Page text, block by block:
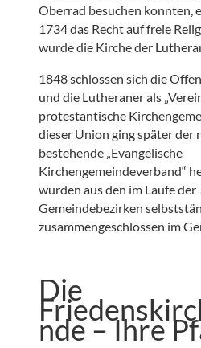
Oberrad besuchen konnten,
1734 das Recht auf freie
wurde die Kirche der
1848 schlossen sich die
und die Lutheraner als
protestantische
dieser Union ging später der
bestehende „Evangelische
Kirchengemeindeverband“
wurden aus den im Laufe
Gemeindebezirken
zusammengeschlossen im
Die
nde – Ihre